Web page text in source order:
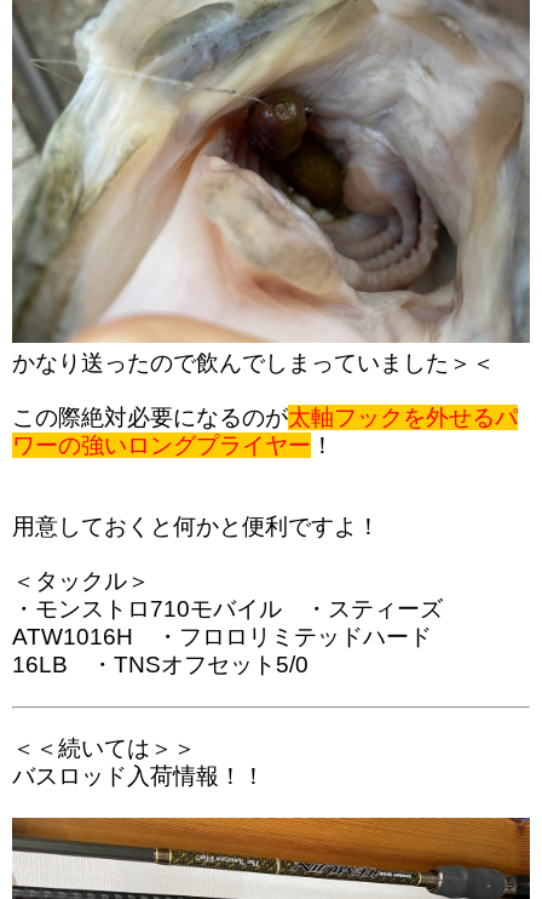
かなり送ったので飲んでしまっていました＞＜
この際絶対必要になるのが太軸フックを外せるパ
ワーの強いロングプライヤー ！
用意しておくと何かと便利ですよ！
＜タックル＞
・モンストロ710モバイル ・スティーズ
ATW1016H ・フロロリミテッドハード
16LB ・TNSオフセット5/0
＜＜続いては＞＞
バスロッド入荷情報！！